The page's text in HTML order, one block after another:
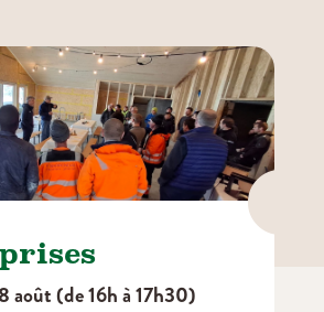

août (de 16h à 17h30)